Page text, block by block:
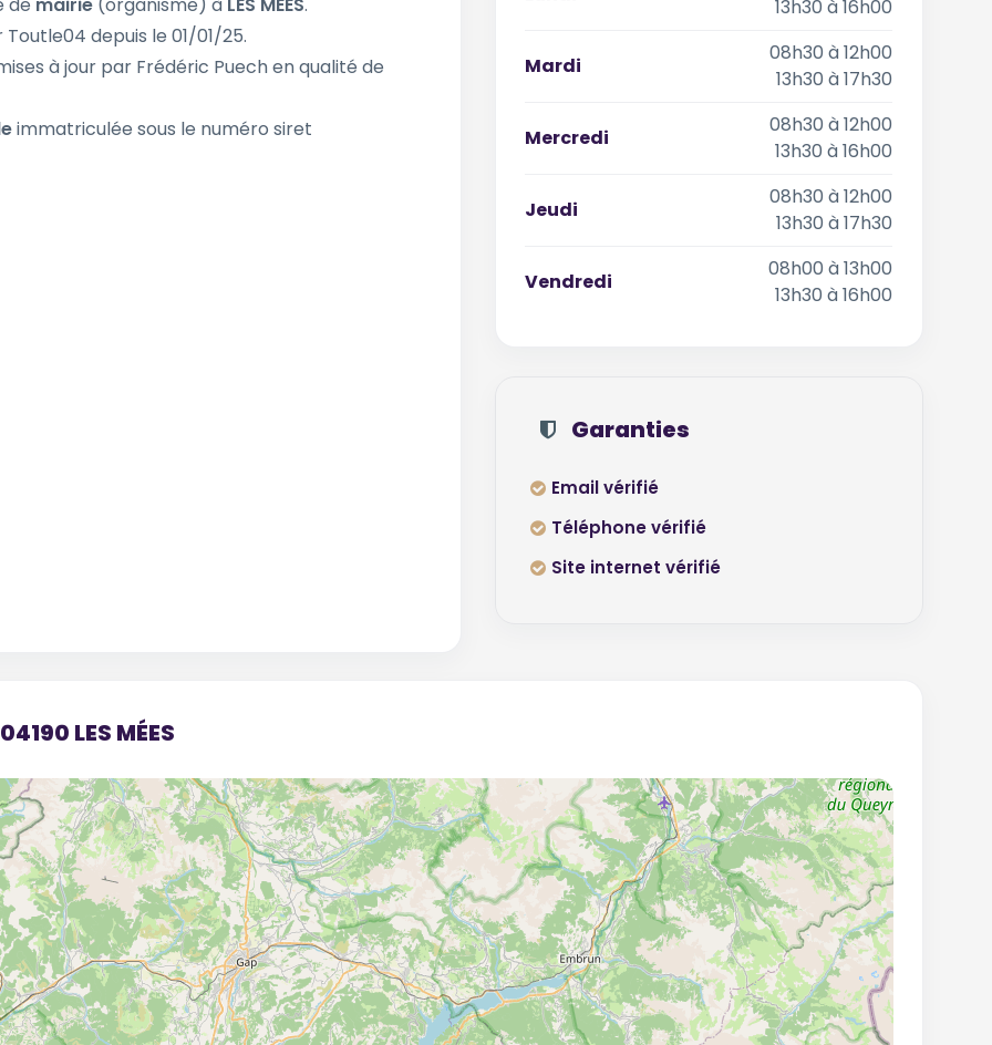
depuis le 01/01/25.
à jour par Frédéric Puech en qualité de
immatriculée sous le numéro siret
13h30 à 16h00
Mardi
08h30 à 12h00
13h30 à 17h30
Mercredi
08h30 à 12h00
13h30 à 16h00
Jeudi
08h30 à 12h00
13h30 à 17h30
Vendredi
08h00 à 13h00
13h30 à 16h00
Garanties
Email vérifié
Téléphone vérifié
Site internet vérifié
LES MÉES